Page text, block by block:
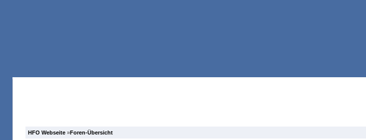
HFO Webseite »Foren-Übersicht